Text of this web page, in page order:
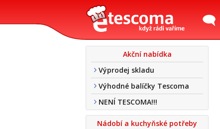
Akční nabídka
Výprodej skladu
Výhodné balíčky Tescoma
NENÍ TESCOMA!!!
Nádobí a kuchyňské potřeby